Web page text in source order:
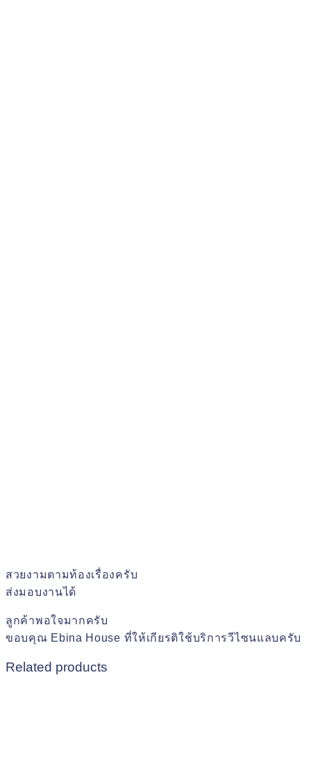
สวยงามตามท้องเรื่องครับ
ส่งมอบงานได้
ลูกค้าพอใจมากครับ
ขอบคุณ Ebina House ที่ให้เกียรติใช้บริการวีไซนแลบครับ
Related products